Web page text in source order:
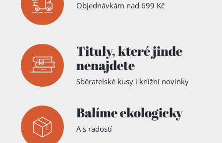
Objednávkám nad 699 Kč
Tituly,které jinde
nenajdete
Sběratelské kusy i knižní novinky
Balíme ekologicky
A s radostí